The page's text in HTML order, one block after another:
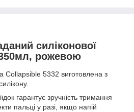
силіконової
рожевою
Collapsible 5332 виготовлена з
гарантує зручність тримання
пальці у разі, якщо напій